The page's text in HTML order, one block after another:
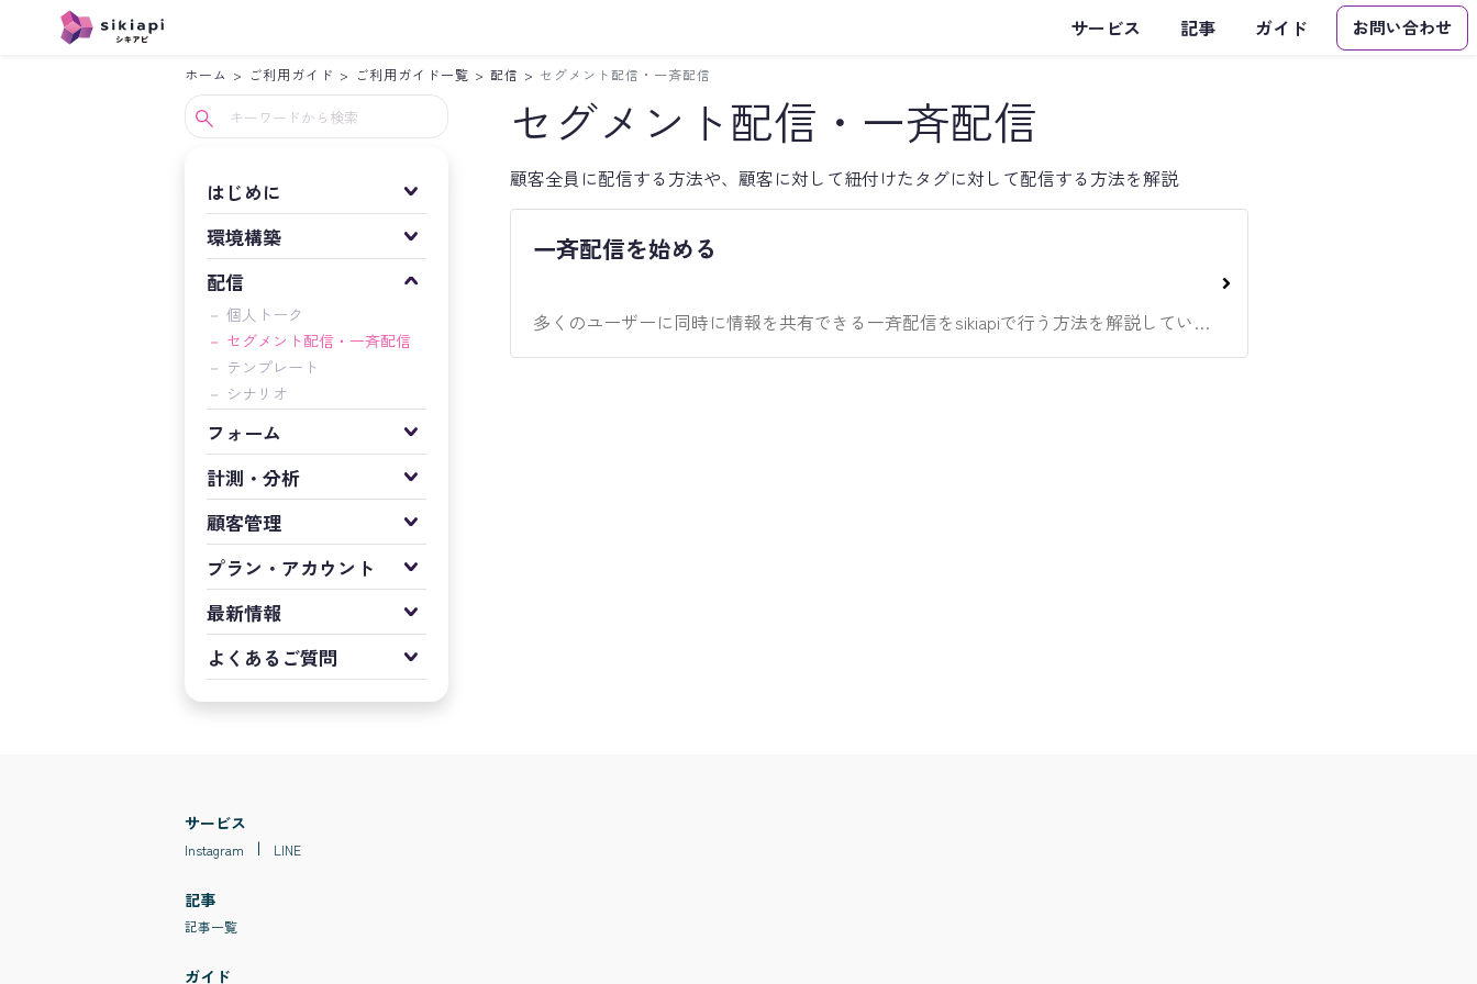
サービス 記事 ガイド お問い合わせ
ホーム > ご利用ガイド > ご利用ガイド一覧 > 配信 > セグメント配信・一斉配信
はじめに
環境構築
配信
－ 個人トーク
－ セグメント配信・一斉配信
－ テンプレート
－ シナリオ
フォーム
計測・分析
顧客管理
プラン・アカウント
最新情報
よくあるご質問
セグメント配信・一斉配信
顧客全員に配信する方法や、顧客に対して紐付けたタグに対して配信する方法を解説
一斉配信を始める
多くのユーザーに同時に情報を共有できる一斉配信をsikiapiで行う方法を解説しています。
サービス
Instagram LINE
記事
記事一覧
ガイド